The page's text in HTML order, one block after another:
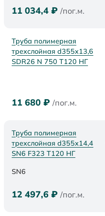
11 034,4 ₽ /пог.м.
Труба полимерная
трехслойная d355x13,6
SDR26 N 750 Т120 НГ
11 680 ₽ /пог.м.
Труба полимерная
трехслойная d355х14,4
SN6 F323 Т120 НГ
SN6
12 497,6 ₽ /пог.м.